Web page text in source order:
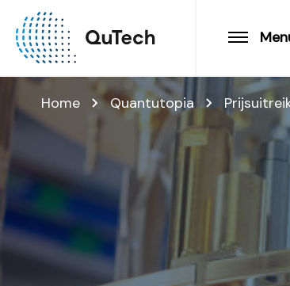
Home Quantutopia